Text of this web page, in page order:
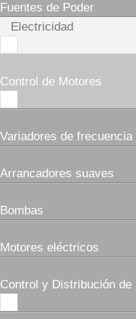
Fuentes de Poder
Electricidad
Control de Motores
Variadores de frecuencia
Arrancadores suaves
Bombas
Motores eléctricos
Control y Distribución